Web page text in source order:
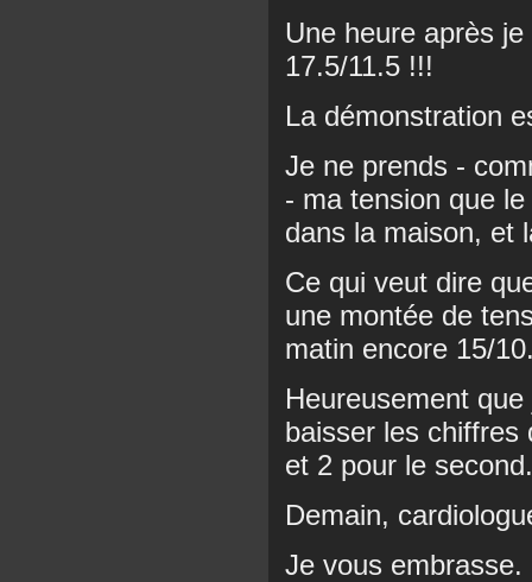
Une heure après
17.5/11.5 !!!
La démonstration
Je ne prends -
- ma tension que
dans la maison, et
Ce qui veut dire
une montée de
matin encore 15/
Heureusement
baisser les chiffres
et 2 pour le second.
Demain,
Je vous embrasse.